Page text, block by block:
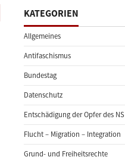
KATEGORIEN
Allgemeines
Antifaschismus
Bundestag
Datenschutz
Entschädigung der Opfer des NS
Flucht – Migration – Integration
Grund- und Freiheitsrechte